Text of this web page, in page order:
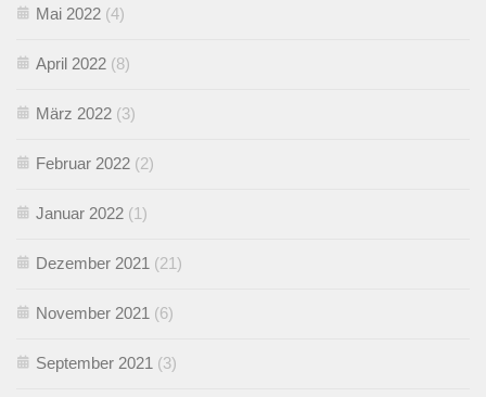
Mai 2022 (4)
April 2022 (8)
März 2022 (3)
Februar 2022 (2)
Januar 2022 (1)
Dezember 2021 (21)
November 2021 (6)
September 2021 (3)